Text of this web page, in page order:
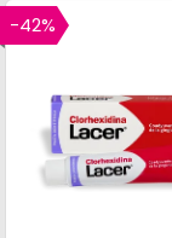
-42%